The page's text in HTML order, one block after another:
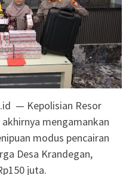
— Kepolisian Resor
mengamankan
modus pencairan
Desa Krandegan,
juta.